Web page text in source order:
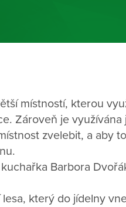
místností, kterou
Zároveň je využívána
zvelebit, a aby
Barbora
který do jídelny